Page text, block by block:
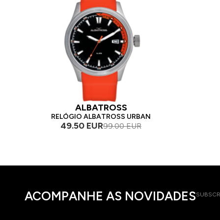
ALBATROSS
RELÓGIO ALBATROSS URBAN
49.50 EUR99.00 EUR
ACOMPANHE AS NOVIDADES